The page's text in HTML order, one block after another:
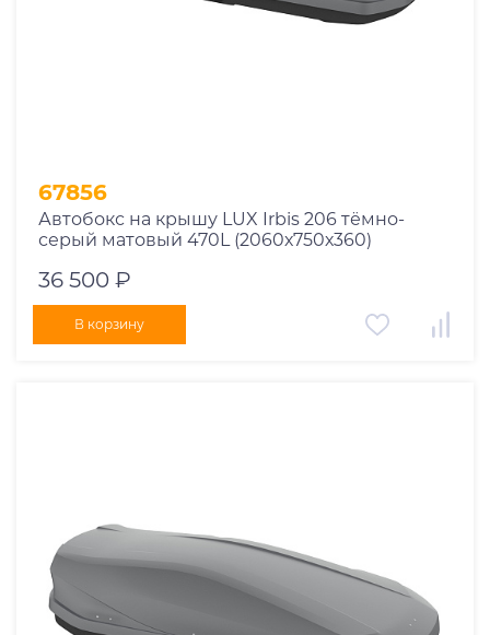
67856
Автобокс на крышу LUX Irbis 206 тёмно-
серый матовый 470L (2060х750х360)
36 500 ₽
В корзину